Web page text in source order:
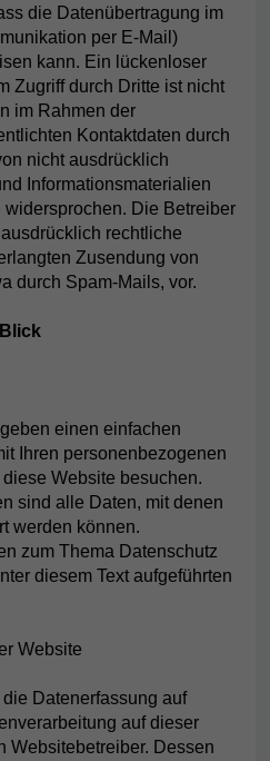
die Datenübertragung im
per E-Mail)
kann. Ein lückenloser
Zugriff durch Dritte ist nicht
im Rahmen der
Kontaktdaten durch
nicht ausdrücklich
Informationsmaterialien
Die Betreiber
rechtliche
Zusendung von
durch Spam-Mails, vor.
einen einfachen
Ihren personenbezogenen
Website besuchen.
sind alle Daten, mit denen
werden können.
zum Thema Datenschutz
diesem Text aufgeführten
Website
Datenerfassung auf
auf dieser
Websitebetreiber. Dessen